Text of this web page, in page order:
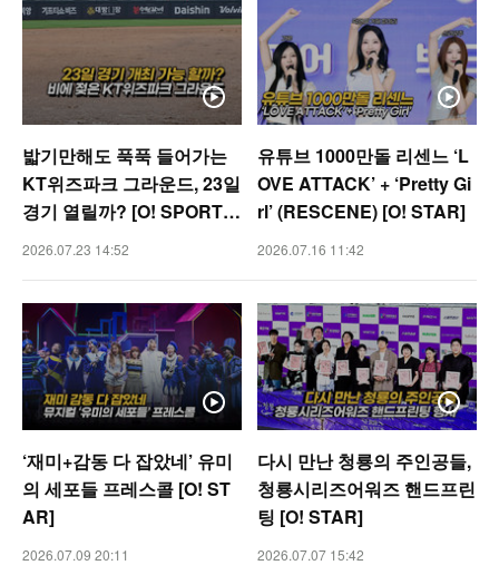
밟기만해도 푹푹 들어가는
KT위즈파크 그라운드, 23일
경기 열릴까? [O! SPORTS
숏폼]
2026.07.23 14:52
유튜브 1000만돌 리센느 ‘L
OVE ATTACK’ + ‘Pretty Gi
rl’ (RESCENE) [O! STAR]
2026.07.16 11:42
‘재미+감동 다 잡았네’ 유미
의 세포들 프레스콜 [O! ST
AR]
2026.07.09 20:11
다시 만난 청룡의 주인공들,
청룡시리즈어워즈 핸드프린
팅 [O! STAR]
2026.07.07 15:42